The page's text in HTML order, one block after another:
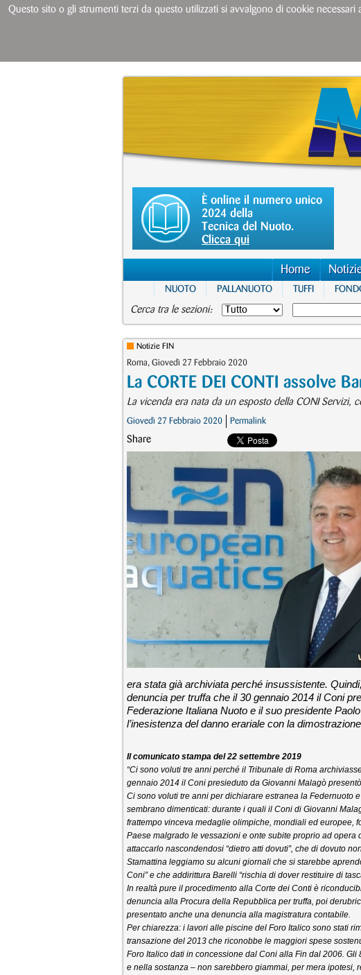
È online il numero unico
2024 della
Tecnica del Nuoto.
Clicca qui
Home
NUOTO PALLANUOTO TUFFI
Cerca tra le sezioni:
Notizie FIN
Roma, Giovedì 27 Febbraio 2020
La CORTE DEI CONTI assolve
La vicenda era nata da un esposto della CONI Servizi,
Giovedì 27 Febbraio 2020 Permalink
Share
era stata già archiviata perché insussistente.
denuncia per truffa che il 30 gennaio 2014 il Coni
Federazione Italiana Nuoto e il suo presidente
l’inesistenza del danno erariale con la
Il comunicato stampa del 22 settembre 2019
“Ci sono voluti tre anni perché il Tribunale di Roma
gennaio 2014 il Coni presieduto da Giovanni Malagò
Ci sono voluti tre anni per dichiarare estranea la Federnuoto
sembrano dimenticati: durante i quali il Coni di Giovanni
frattempo vinceva medaglie olimpiche, mondiali ed europee,
Paese malgrado le vessazioni e onte subite proprio ad
attaccarlo nascondendosi “dietro atti dovuti”, che di dovuto
Stamattina leggiamo su alcuni giornali che si starebbe
Coni” e che addirittura Barelli “rischia di dover restituire di
In realtà pure il procedimento alla Corte dei Conti è
denuncia alla Procura della Repubblica per truffa, poi
presentato anche una denuncia alla magistratura contabile.
Per chiarezza: i lavori alle piscine del Foro Italico sono stati
transazione del 2013 che riconobbe le maggiori spese
Foro Italico dati in concessione dal Coni alla Fin dal 2006.
e nella sostanza – non sarebbero giammai, per mera
Questo sito o gli strumenti terzi da questo utilizzati si avvalgono di cookie